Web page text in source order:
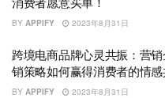
BY APPIFY 2023年8月31日
跨境电商品牌心灵共振：营
销策略如何赢得消费者的情
BY APPIFY 2023年8月31日